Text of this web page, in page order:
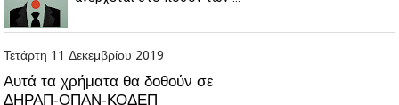
Τετάρτη 11 Δεκεμβρίου 2019
Αυτά τα χρήματα θα δοθούν σε
ΔΗΡΑΠ-ΟΠΑΝ-ΚΟΔΕΠ